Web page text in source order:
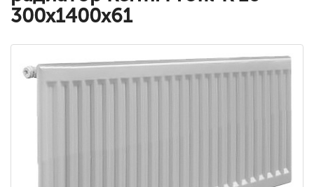
300x1400x61